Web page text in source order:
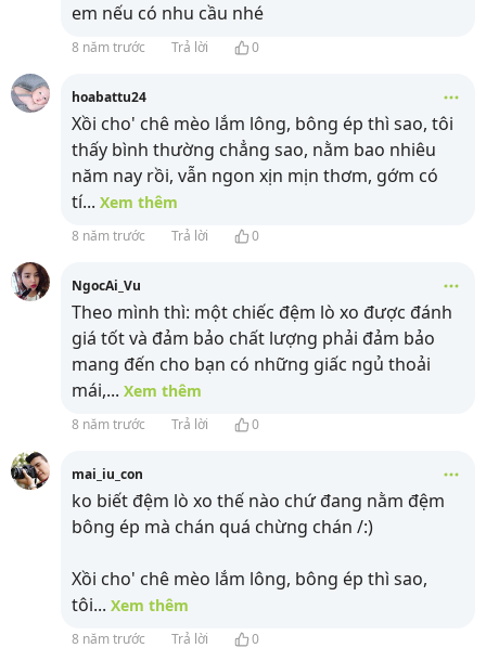
em nếu có nhu cầu nhé
8 năm trước Trả lời 0
hoabattu24
Xồi cho' chê mèo lắm lông, bông ép thì sao, tôi
thấy bình thường chẳng sao, nằm bao nhiêu
năm nay rồi, vẫn ngon xịn mịn thơm, gớm có
tí... Xem thêm
8 năm trước Trả lời 0
NgocAi_Vu
Theo mình thì: một chiếc đệm lò xo được đánh
giá tốt và đảm bảo chất lượng phải đảm bảo
mang đến cho bạn có những giấc ngủ thoải
mái,... Xem thêm
8 năm trước Trả lời 0
mai_iu_con
ko biết đệm lò xo thế nào chứ đang nằm đệm
bông ép mà chán quá chừng chán /:)
Xồi cho' chê mèo lắm lông, bông ép thì sao,
tôi... Xem thêm
8 năm trước Trả lời 0